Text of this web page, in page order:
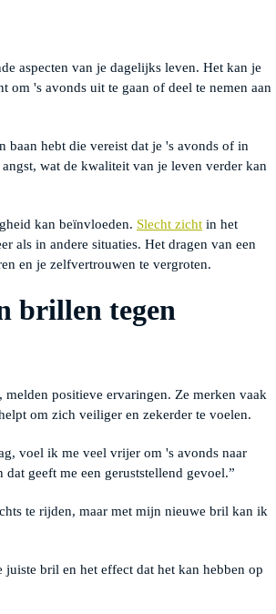
aspecten van je dagelijks leven. Het kan je
om 's avonds uit te gaan of deel te nemen aan
baan hebt die vereist dat je 's avonds of in
wat de kwaliteit van je leven verder kan
kan beïnvloeden. Slecht zicht in het
als in andere situaties. Het dragen van een
en je zelfvertrouwen te vergroten.
brillen tegen
positieve ervaringen. Ze merken vaak
om zich veiliger en zekerder te voelen.
voel ik me veel vrijer om 's avonds naar
geeft me een geruststellend gevoel.”
te rijden, maar met mijn nieuwe bril kan ik
bril en het effect dat het kan hebben op